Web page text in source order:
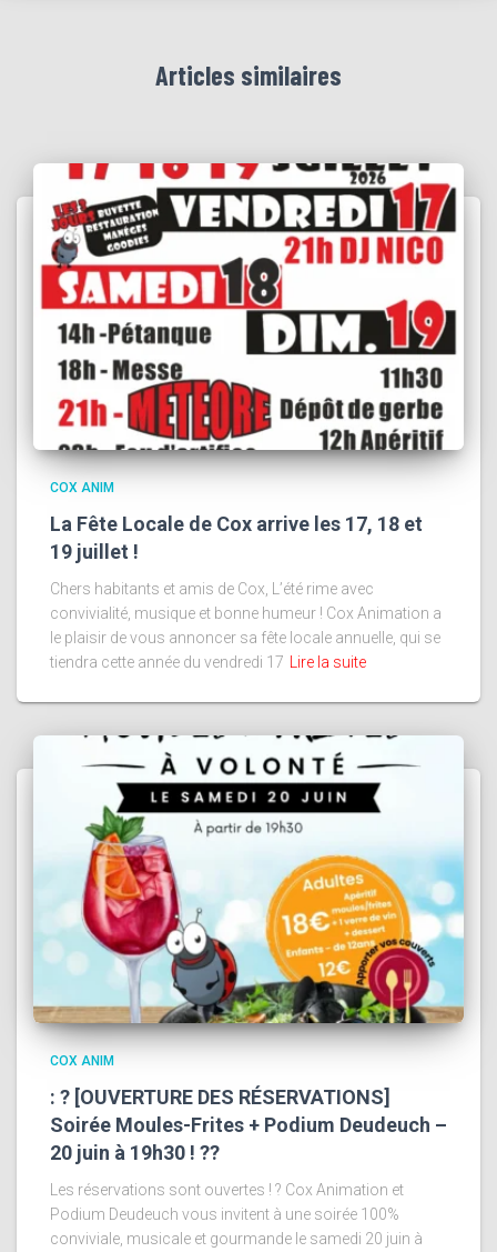
Articles similaires
COX ANIM
La Fête Locale de Cox arrive les 17, 18 et
19 juillet !
Chers habitants et amis de Cox, L’été rime avec
convivialité, musique et bonne humeur ! Cox Animation a
le plaisir de vous annoncer sa fête locale annuelle, qui se
tiendra cette année du vendredi 17
Lire la suite
COX ANIM
: ? [OUVERTURE DES RÉSERVATIONS]
Soirée Moules-Frites + Podium Deudeuch –
20 juin à 19h30 ! ??
Les réservations sont ouvertes ! ? Cox Animation et
Podium Deudeuch vous invitent à une soirée 100%
conviviale, musicale et gourmande le samedi 20 juin à